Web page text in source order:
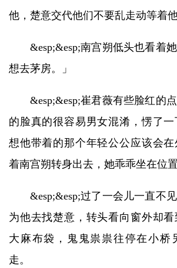
他，楚意交代他们不要乱走动等着他
&esp;&esp;南宫朔低头也看着
想去茅房。」
&esp;&esp;崔君薇有些脸红的
的脸真的很容易男女混淆，愣了
想他带着的那个年轻公公应该会
着南宫朔转身出去，她乖乖坐在位置
&esp;&esp;过了一会儿一直不
为他去找楚意，转头看向窗外却
大麻布袋，鬼鬼祟祟往停在小桥
走。